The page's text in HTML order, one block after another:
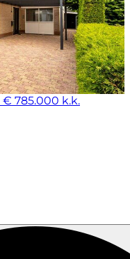
€ 785.000 k.k.